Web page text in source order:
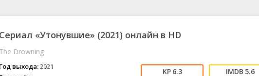
🕺 Мюзикл
👨‍💼 Новости
👨‍💻 Реальное тв
🎤 Ток-шоу
😱 Ужасы
Сериал «Утонувшие» (2021) онлайн в HD
The Drowning
Год выхода:2021
6.3 5.6